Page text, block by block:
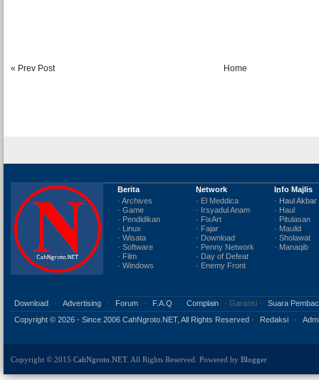
« Prev Post Home
Berita
· Archives
· Game
· Pendidikan
· Linux
· Wisata
· Software
· Film
· Windows
Network
· El Meddica
· Irsyadul Anam
· FixArt
· Fajar
· Download
· Penny Network
· Day of Defeat
· Enemy Front
Info Majlis
· Haul Akbar
· Haul
· Pitulasan
· Maulid
· Sholawat
· Manaqib
Download · Advertising · Forum · F.A.Q · Complain · Garansi ·
Suara
Copyright © 2026 - Since 2006 CahNgroto.NET, All Rights Reserved · Redaksi ·
Copyright © 2015 CahNgroto.NET. All Rights Reserved. Powered by Blogger